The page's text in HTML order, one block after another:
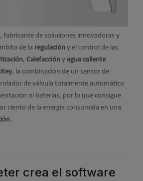
fabricante de soluciones innovadoras y
de la regulación y el control de las
, Calefacción y agua caliente
, la combinación de un sensor de
de válvula totalmente automático
ni baterías, por lo que consigue
ciento de la energía consumida en una
.
crea el software